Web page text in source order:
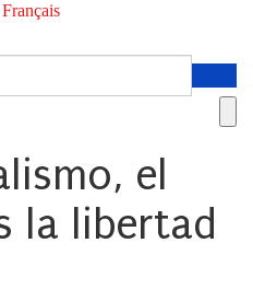
Français
el
la libertad